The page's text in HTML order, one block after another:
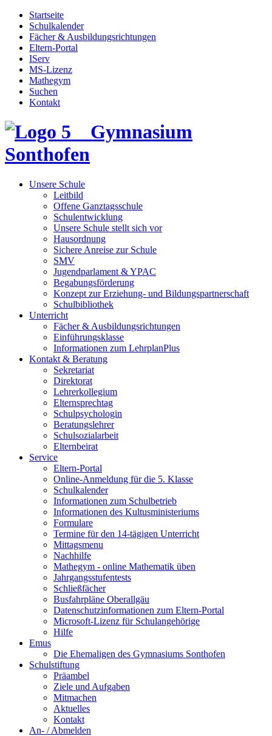
Startseite
Schulkalender
Fächer & Ausbildungsrichtungen
Eltern-Portal
IServ
MS-Lizenz
Mathegym
Suchen
Kontakt
Gymnasium
Sonthofen
Unsere Schule
Leitbild
Offene Ganztagsschule
Schulentwicklung
Unsere Schule stellt sich vor
Hausordnung
Sichere Anreise zur Schule
SMV
Jugendparlament & YPAC
Begabungsförderung
Konzept zur Erziehung- und Bildungspartnerschaft
Schulbibliothek
Unterricht
Fächer & Ausbildungsrichtungen
Einführungsklasse
Informationen zum LehrplanPlus
Kontakt & Beratung
Sekretariat
Direktorat
Lehrerkollegium
Elternsprechtag
Schulpsychologin
Beratungslehrer
Schulsozialarbeit
Elternbeirat
Service
Eltern-Portal
Online-Anmeldung für die 5. Klasse
Schulkalender
Informationen zum Schulbetrieb
Informationen des Kultusministeriums
Formulare
Termine für den 14-tägigen Unterricht
Mittagsmenu
Nachhilfe
Mathegym - online Mathematik üben
Jahrgangsstufentests
Schließfächer
Busfahrpläne Oberallgäu
Datenschutzinformationen zum Eltern-Portal
Microsoft-Lizenz für Schulangehörige
Hilfe
Emus
Die Ehemaligen des Gymnasiums Sonthofen
Schulstiftung
Präambel
Ziele und Aufgaben
Mitmachen
Aktuelles
Kontakt
An- / Abmelden